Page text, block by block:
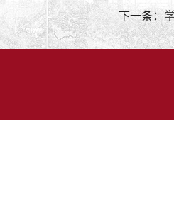
下一条：